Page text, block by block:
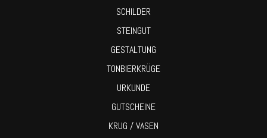
SCHILDER
STEINGUT
GESTALTUNG
TONBIERKRÜGE
URKUNDE
GUTSCHEINE
KRUG / VASEN